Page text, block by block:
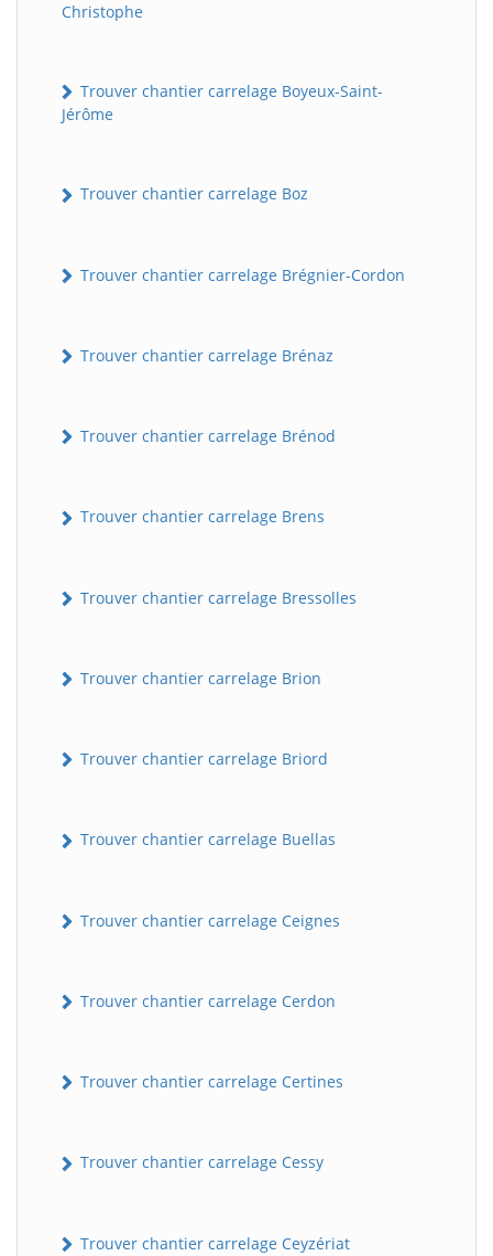
Christophe
Trouver chantier carrelage Boyeux-Saint-
Jérôme
Trouver chantier carrelage Boz
Trouver chantier carrelage Brégnier-Cordon
Trouver chantier carrelage Brénaz
Trouver chantier carrelage Brénod
Trouver chantier carrelage Brens
Trouver chantier carrelage Bressolles
Trouver chantier carrelage Brion
Trouver chantier carrelage Briord
Trouver chantier carrelage Buellas
Trouver chantier carrelage Ceignes
Trouver chantier carrelage Cerdon
Trouver chantier carrelage Certines
Trouver chantier carrelage Cessy
Trouver chantier carrelage Ceyzériat